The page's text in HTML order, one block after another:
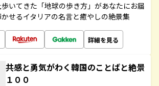
いてきた「地球の歩き方」があなたにお届
せるイタリアの名言と癒やしの絶景集
詳細を見る
共感と勇気がわく韓国のことばと絶景
１００